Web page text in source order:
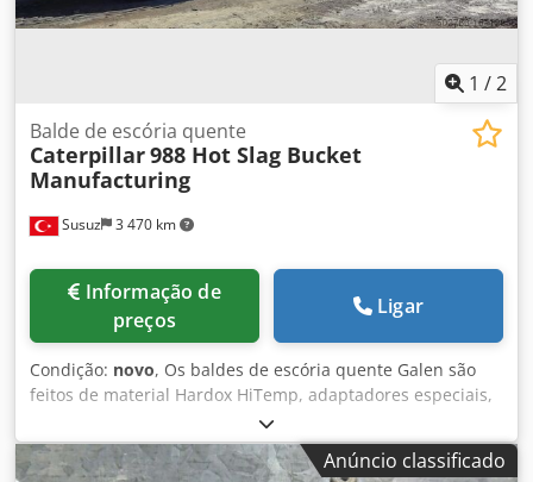
1 /2
Susuz 3 470 km
Balde de escória quente
Caterpillar988 Hot Slag Bucket
Manufacturing
preços
Ligar
Condição: novo, Os baldes de escória quente Galen são
feitos de material Hardox HiTemp, adaptadores especiais,
dentes e fio de soldadura. A escória quente pode atingir
temperaturas de cerca de 750 °C, pelo que a durabilidade
do balde Galen é maior Crodpfjtn Dh Esx AhuefAnúncio classificado